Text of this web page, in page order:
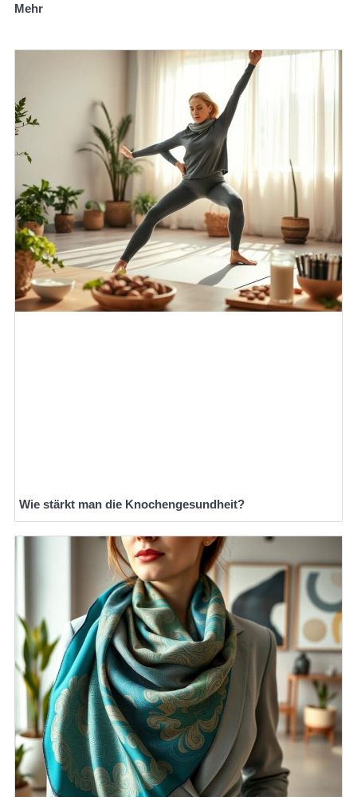
Mehr
Wie stärkt man die Knochengesundheit?